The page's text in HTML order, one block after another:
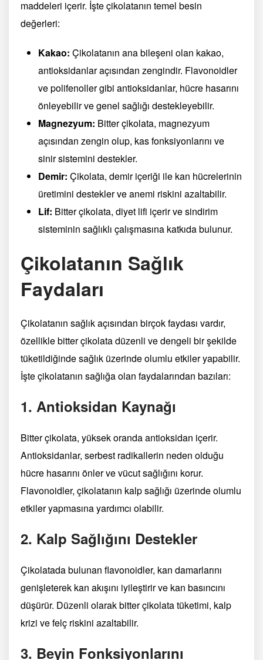
maddeleri içerir. İşte çikolatanın temel besin
değerleri:
Kakao: Çikolatanın ana bileşeni olan kakao,
antioksidanlar açısından zengindir. Flavonoidler
ve polifenoller gibi antioksidanlar, hücre hasarını
önleyebilir ve genel sağlığı destekleyebilir.
Magnezyum: Bitter çikolata, magnezyum
açısından zengin olup, kas fonksiyonlarını ve
sinir sistemini destekler.
Demir: Çikolata, demir içeriği ile kan hücrelerinin
üretimini destekler ve anemi riskini azaltabilir.
Lif: Bitter çikolata, diyet lifi içerir ve sindirim
sisteminin sağlıklı çalışmasına katkıda bulunur.
Çikolatanın Sağlık
Faydaları
Çikolatanın sağlık açısından birçok faydası vardır,
özellikle bitter çikolata düzenli ve dengeli bir şekilde
tüketildiğinde sağlık üzerinde olumlu etkiler yapabilir.
İşte çikolatanın sağlığa olan faydalarından bazıları:
1. Antioksidan Kaynağı
Bitter çikolata, yüksek oranda antioksidan içerir.
Antioksidanlar, serbest radikallerin neden olduğu
hücre hasarını önler ve vücut sağlığını korur.
Flavonoidler, çikolatanın kalp sağlığı üzerinde olumlu
etkiler yapmasına yardımcı olabilir.
2. Kalp Sağlığını Destekler
Çikolatada bulunan flavonoidler, kan damarlarını
genişleterek kan akışını iyileştirir ve kan basıncını
düşürür. Düzenli olarak bitter çikolata tüketimi, kalp
krizi ve felç riskini azaltabilir.
3. Beyin Fonksiyonlarını